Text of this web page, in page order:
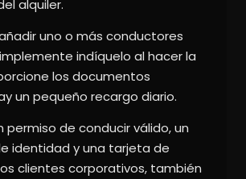
alquiler.
uno o más conductores
indíquelo al hacer la
los documentos
un pequeño recargo diario.
permiso de conducir válido, un
identidad y una tarjeta de
clientes corporativos, también